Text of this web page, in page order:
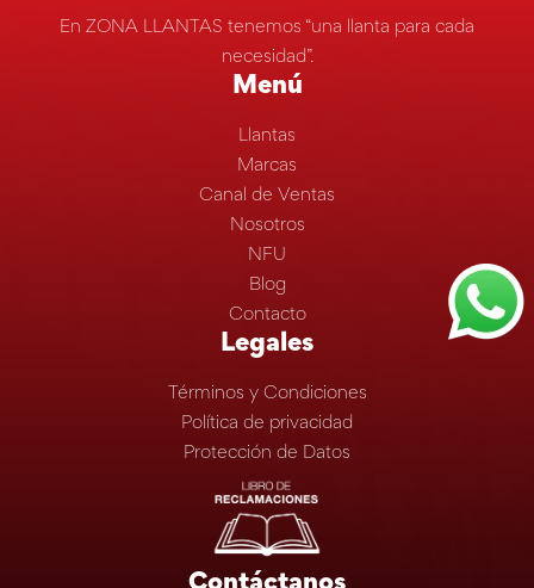
En ZONA LLANTAS tenemos “una llanta para cada
necesidad”.
Menú
Llantas
Marcas
Canal de Ventas
Nosotros
NFU
Blog
Contacto
Legales
Términos y Condiciones
Política de privacidad
Protección de Datos